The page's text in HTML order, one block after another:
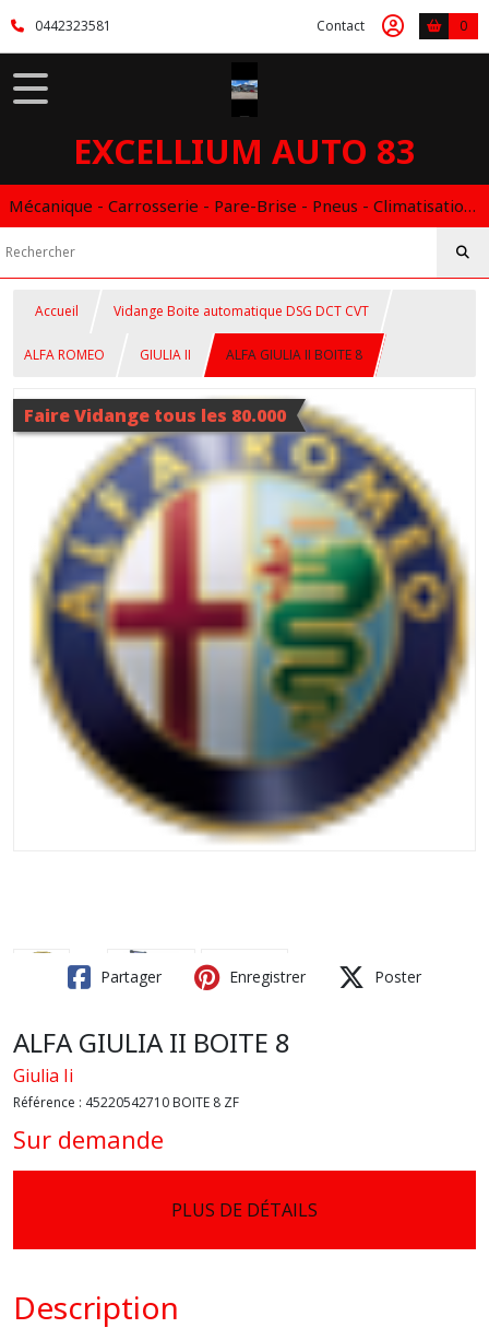
0442323581 Contact 0
EXCELLIUM AUTO 83
Mécanique - Carrosserie - Pare-Brise - Pneus - Climatisation - Entretien - Vidange Boite Auto - Boitier éthanol
Accueil Vidange Boite automatique DSG DCT CVT
ALFA ROMEO GIULIA II ALFA GIULIA II BOITE 8
Faire Vidange tous les 80.000
Partager Enregistrer Poster
ALFA GIULIA II BOITE 8
Giulia Ii
Référence : 45220542710 BOITE 8 ZF
Sur demande
PLUS DE DÉTAILS
Description